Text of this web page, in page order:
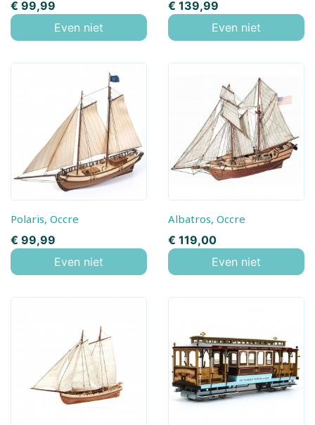
Prijs
€ 99,99
Even niet
Prijs
€ 139,99
Even niet
Polaris, Occre
Prijs
€ 99,99
Even niet
Albatros, Occre
Prijs
€ 119,00
Even niet